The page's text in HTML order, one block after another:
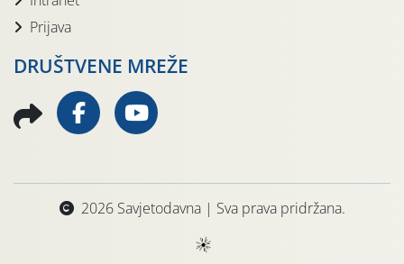
Prijava
DRUŠTVENE MREŽE
2026 Savjetodavna | Sva prava pridržana.